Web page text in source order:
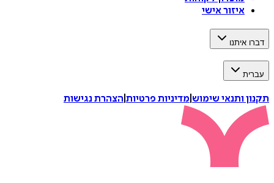
איזור אישי
דברו איתנו
עברית
תקנון ותנאי שימוש מדיניות פרטיות הצהרת נגישות